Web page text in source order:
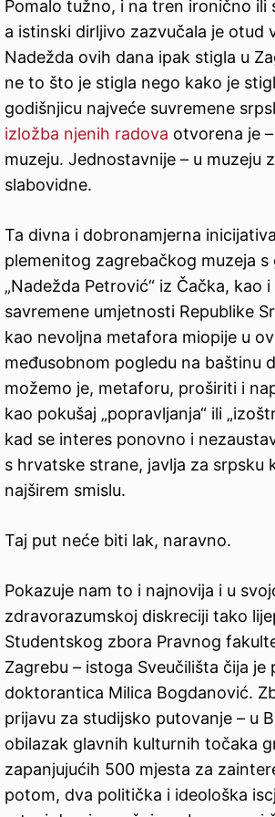
Pomalo tužno, i na tren ironično
a istinski dirljivo zazvučala je otud
Nadežda ovih dana ipak stigla u
ne to što je stigla nego kako je
godišnjicu najveće suvremene
izložba njenih radova otvorena je
muzeju. Jednostavnije – u muzeju
slabovidne.
Ta divna i dobronamjerna
plemenitog zagrebačkog muzeja s
„Nadežda Petrović“ iz Čačka, kao
savremene umjetnosti Republike
kao nevoljna metafora miopije u
međusobnom pogledu na baštinu
možemo je, metaforu, proširiti i
kao pokušaj „popravljanja“ ili
kad se interes ponovno i
s hrvatske strane, javlja za srpsku
najširem smislu.
Taj put neće biti lak, naravno.
Pokazuje nam to i najnovija i u
zdravorazumskoj diskreciji tako
Studentskog zbora Pravnog
Zagrebu – istoga Sveučilišta čija je
doktorantica Milica Bogdanović.
prijavu za studijsko putovanje – u
obilazak glavnih kulturnih točaka
zapanjujućih 500 mjesta za
potom, dva politička i ideološka